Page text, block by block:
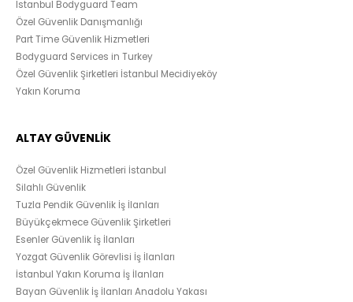
Istanbul Bodyguard Team
Özel Güvenlik Danışmanlığı
Part Time Güvenlik Hizmetleri
Bodyguard Services in Turkey
Özel Güvenlik Şirketleri İstanbul Mecidiyeköy
Yakın Koruma
ALTAY GÜVENLİK
Özel Güvenlik Hizmetleri İstanbul
Silahlı Güvenlik
Tuzla Pendik Güvenlik İş İlanları
Büyükçekmece Güvenlik Şirketleri
Esenler Güvenlik İş İlanları
Yozgat Güvenlik Görevlisi İş İlanları
İstanbul Yakın Koruma İş İlanları
Bayan Güvenlik İş İlanları Anadolu Yakası